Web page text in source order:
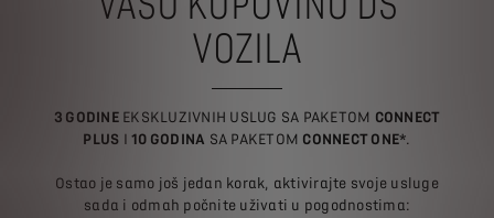
VOZILA
3 GODINEEKSKLUZIVNIH USLUG SA PAKETOM CONNECT
PLUS I10 GODINA SA PAKETOM CONNECT ONE*.
Ostao je samo još jedan korak, aktivirajte svoje usluge
sada i odmah počnite uživati u pogodnostima: